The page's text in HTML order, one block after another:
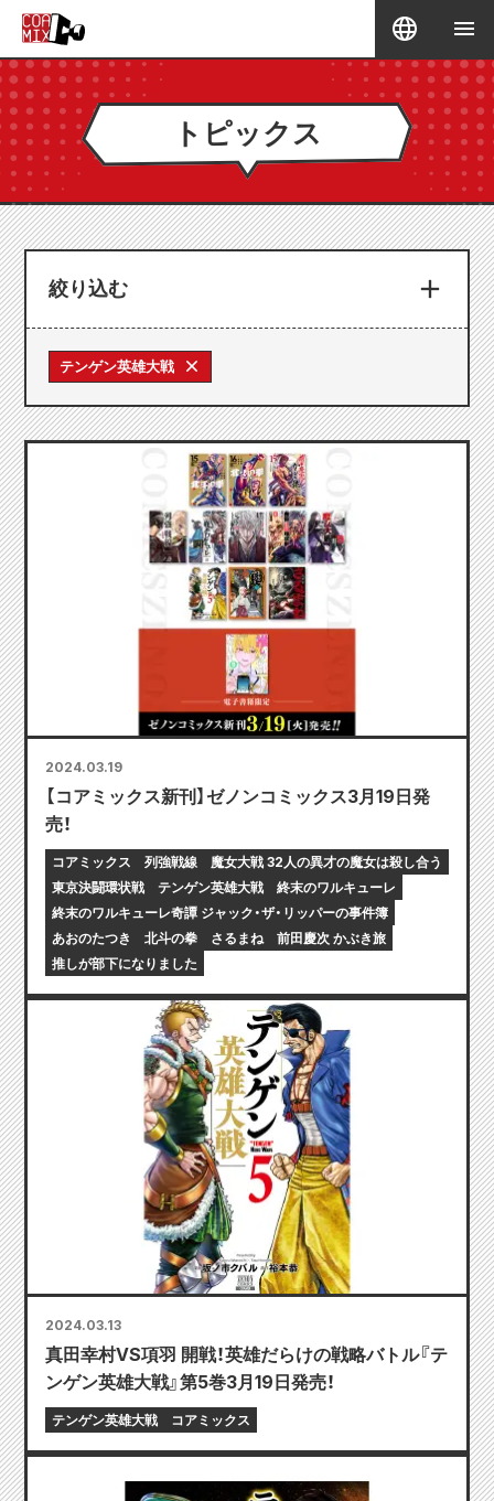
トピックス
絞り込む
テンゲン英雄大戦
2024.03.19
【コアミックス新刊】ゼノンコミックス3月19日発
売！
コアミックス 列強戦線
魔女大戦 32人の異才の魔女は殺し合う
東京決闘環状戦
テンゲン英雄大戦
終末のワルキューレ
終末のワルキューレ奇譚 ジャック・ザ・リッパーの事件簿
あおのたつき
北斗の拳 さるまね
前田慶次 かぶき旅
推しが部下になりました
2024.03.13
真田幸村VS項羽 開戦！英雄だらけの戦略バトル『テ
ンゲン英雄大戦』第5巻3月19日発売！
テンゲン英雄大戦 コアミックス